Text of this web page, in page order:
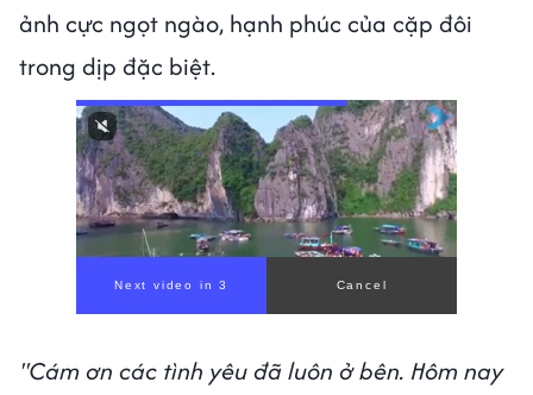
ảnh cực ngọt ngào, hạnh phúc của cặp đôi
trong dịp đặc biệt.
"Cám ơn các tình yêu đã luôn ở bên. Hôm nay